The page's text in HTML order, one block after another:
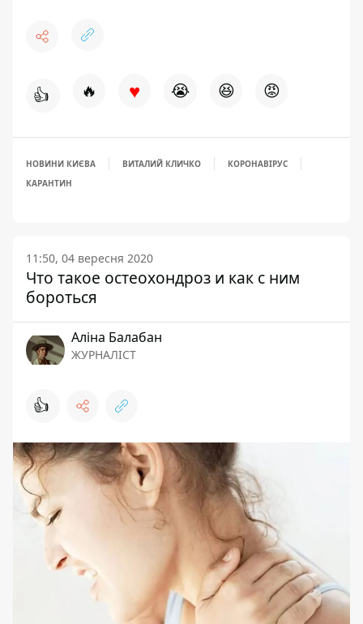
👍 🔥 ♥ 😭 😆 😡
НОВИНИ КИЄВА ВИТАЛИЙ КЛИЧКО
КОРОНАВІРУС
КАРАНТИН
11:50, 04 вересня 2020
Что такое остеохондроз и как с ним
бороться
Аліна Балабан
ЖУРНАЛІСТ
👍